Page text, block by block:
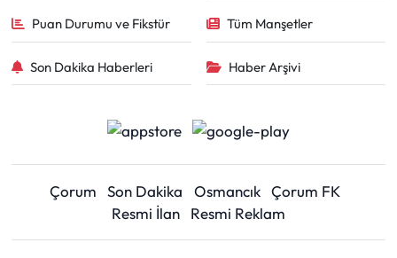
Puan Durumu ve Fikstür Tüm Manşetler
Son Dakika Haberleri Haber Arşivi
Çorum Son Dakika Osmancık Çorum FK
Resmi İlan
Resmi Reklam